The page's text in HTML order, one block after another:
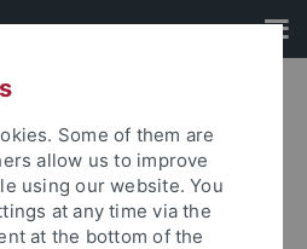
Semestertermine bis 2029
Some of them are
allow us to improve
using our website. You
at any time via the
at the bottom of the